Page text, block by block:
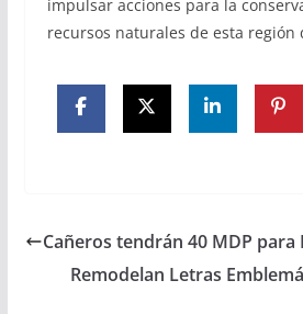
impulsar acciones para la
recursos naturales de esta región
Cañeros tendrán 40 MDP
Remodelan Letras